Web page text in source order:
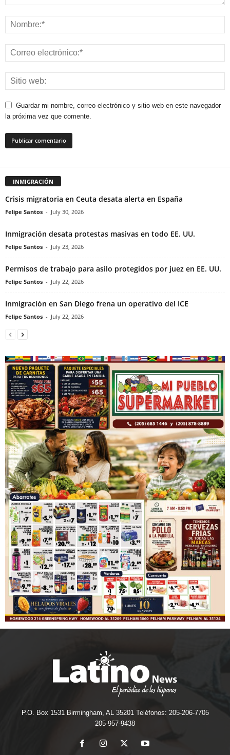
Guardar mi nombre, correo electrónico y sitio web en este navegador
la próxima vez que comente.
INMIGRACIÓN
Crisis migratoria en Ceuta desata alerta en España
Felipe Santos - July 30, 2026
Inmigración desata protestas masivas en todo EE. UU.
Felipe Santos - July 23, 2026
Permisos de trabajo para asilo protegidos por juez en EE. UU.
Felipe Santos - July 22, 2026
Inmigración en San Diego frena un operativo del ICE
Felipe Santos - July 22, 2026
P.O. Box 1531 Birmingham, AL 35201 Teléfonos: 205-206-7705
205-957-9438